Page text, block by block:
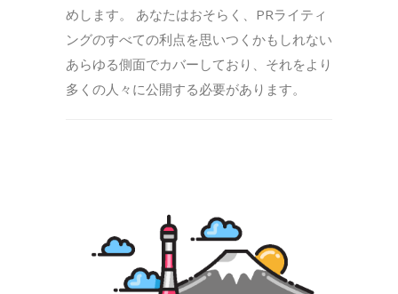
めします。 あなたはおそらく、PRライティ
ングのすべての利点を思いつくかもしれない
あらゆる側面でカバーしており、それをより
多くの人々に公開する必要があります。